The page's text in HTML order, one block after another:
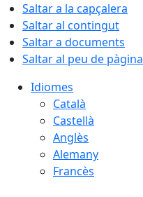
Saltar a la capçalera
Saltar al contingut
Saltar a documents
Saltar al peu de pàgina
Idiomes
Català
Castellà
Anglès
Alemany
Francès